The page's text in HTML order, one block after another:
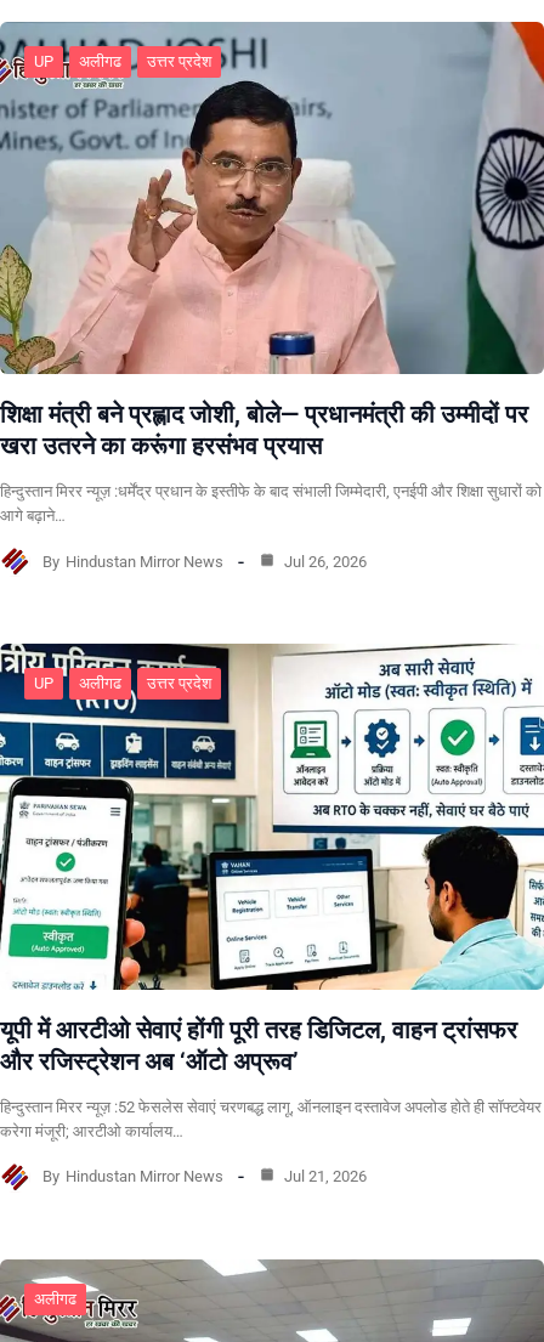
UP अलीगढ उत्तर प्रदेश
शिक्षा मंत्री बने प्रह्लाद जोशी, बोले— प्रधानमंत्री की उम्मीदों पर
खरा उतरने का करूंगा हरसंभव प्रयास
हिन्दुस्तान मिरर न्यूज़ :धर्मेंद्र प्रधान के इस्तीफे के बाद संभाली जिम्मेदारी, एनईपी और शिक्षा सुधारों को
आगे बढ़ाने…
By Hindustan Mirror News Jul 26, 2026
UP अलीगढ उत्तर प्रदेश
यूपी में आरटीओ सेवाएं होंगी पूरी तरह डिजिटल, वाहन ट्रांसफर
और रजिस्ट्रेशन अब ‘ऑटो अप्रूव’
हिन्दुस्तान मिरर न्यूज़ :52 फेसलेस सेवाएं चरणबद्ध लागू, ऑनलाइन दस्तावेज अपलोड होते ही सॉफ्टवेयर
करेगा मंजूरी; आरटीओ कार्यालय…
By Hindustan Mirror News Jul 21, 2026
अलीगढ